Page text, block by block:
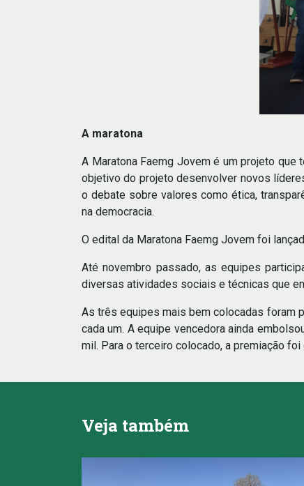
A maratona
A Maratona Faemg Jovem é um projeto
objetivo do projeto desenvolver novos
o debate sobre valores como ética,
na democracia.
O edital da Maratona Faemg Jovem foi
Até novembro passado, as equipes
diversas atividades sociais e técnicas que
As três equipes mais bem colocadas foram
cada um. A equipe vencedora ainda
mil. Para o terceiro colocado, a premiação foi
Veja também